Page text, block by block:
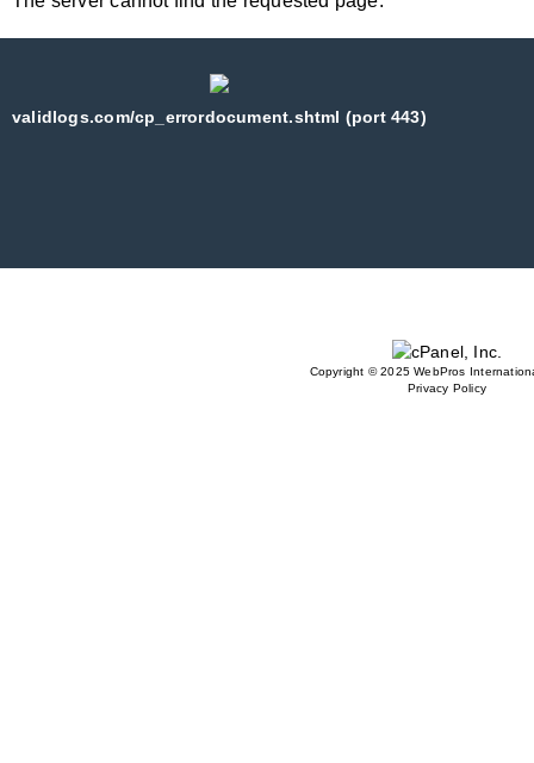
validlogs.com/cp_errordocument.shtml (port 443)
Copyright © 2025 WebPros
Privacy Policy